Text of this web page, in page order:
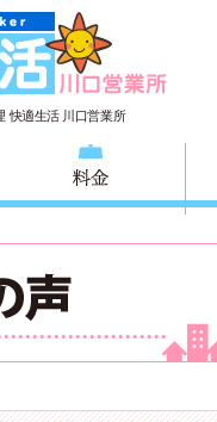
快適生活 川口営業所